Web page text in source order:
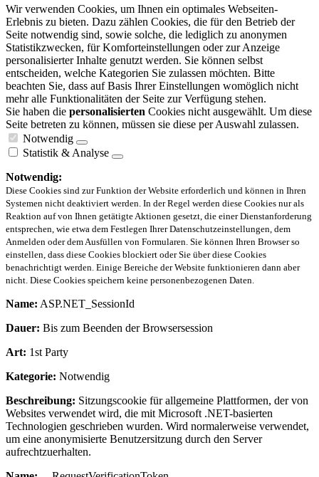
Wir verwenden Cookies, um Ihnen ein optimales Webseiten-
Erlebnis zu bieten. Dazu zählen Cookies, die für den Betrieb der
Seite notwendig sind, sowie solche, die lediglich zu anonymen
Statistikzwecken, für Komforteinstellungen oder zur Anzeige
personalisierter Inhalte genutzt werden. Sie können selbst
entscheiden, welche Kategorien Sie zulassen möchten. Bitte
beachten Sie, dass auf Basis Ihrer Einstellungen womöglich nicht
mehr alle Funktionalitäten der Seite zur Verfügung stehen.
Sie haben die personalisierten Cookies nicht ausgewählt. Um diese
Seite betreten zu können, müssen sie diese per Auswahl zulassen.
Notwendig
Statistik & Analyse
Notwendig:
Diese Cookies sind zur Funktion der Website erforderlich und können in Ihren
Systemen nicht deaktiviert werden. In der Regel werden diese Cookies nur als
Reaktion auf von Ihnen getätigte Aktionen gesetzt, die einer Dienstanforderung
entsprechen, wie etwa dem Festlegen Ihrer Datenschutzeinstellungen, dem
Anmelden oder dem Ausfüllen von Formularen. Sie können Ihren Browser so
einstellen, dass diese Cookies blockiert oder Sie über diese Cookies
benachrichtigt werden. Einige Bereiche der Website funktionieren dann aber
nicht. Diese Cookies speichern keine personenbezogenen Daten.
Name: ASP.NET_SessionId
Dauer: Bis zum Beenden der Browsersession
Art: 1st Party
Kategorie: Notwendig
Beschreibung: Sitzungscookie für allgemeine Plattformen, der von
Websites verwendet wird, die mit Microsoft .NET-basierten
Technologien geschrieben wurden. Wird normalerweise verwendet,
um eine anonymisierte Benutzersitzung durch den Server
aufrechtzuerhalten.